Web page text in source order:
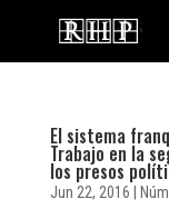
El sistema
Trabajo en la
los presos
Jun 22, 2016